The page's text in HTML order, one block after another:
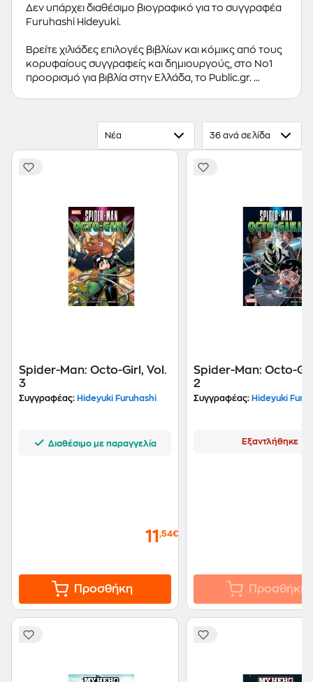
Δεν υπάρχει διαθέσιμο βιογραφικό για το συγγραφέα
Furuhashi Hideyuki.
Βρείτε χιλιάδες επιλογές βιβλίων και κόμικς από τους
κορυφαίους συγγραφείς και δημιουργούς, στο Νο1
προορισμό για βιβλία στην Ελλάδα, το Public.gr.
Ξενόγλωσσα Βιβλία,Κόμικς
Νέα 36 ανά σελίδα
Spider-Man: Octo-Girl, Vol.
3
Συγγραφέας: Hideyuki Furuhashi
Διαθέσιμο με παραγγελία
11 ,54€
Προσθήκη
Spider-Man: Octo-
2
Συγγραφέας: Hideyuki
Εξαντλήθηκε
Προσθήκη